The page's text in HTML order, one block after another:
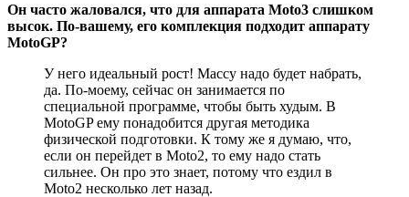
Он часто жаловался, что для аппарата Moto3 слишком
высок. По-вашему, его комплекция подходит аппарату
MotoGP?
У него идеальный рост! Массу надо будет набрать,
да. По-моему, сейчас он занимается по
специальной программе, чтобы быть худым. В
MotoGP ему понадобится другая методика
физической подготовки. К тому же я думаю, что,
если он перейдет в Moto2, то ему надо стать
сильнее. Он про это знает, потому что ездил в
Moto2 несколько лет назад.